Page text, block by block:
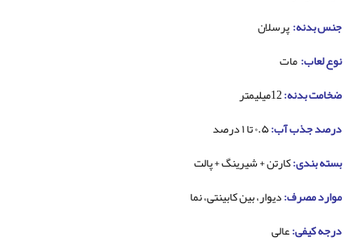
جنس بدنه:پرسلان
نوع لعاب:مات
ضخامت بدنه:
درصد جذب آب:
بسته بندی:کارتن + شیرینگ + پالت
موارد مصرف:دیوار، بین کابینتی، نما
درجه کیفی:عالی